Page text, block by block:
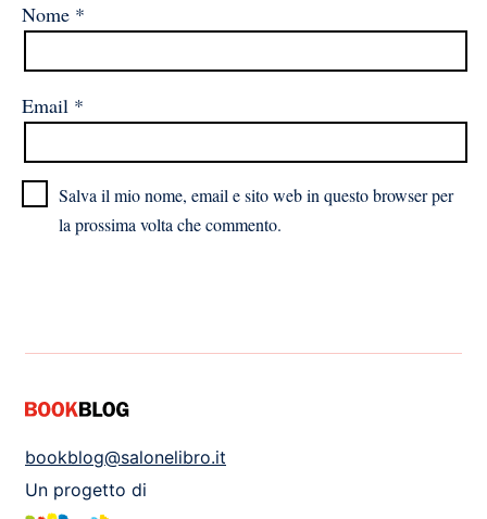
Nome *
Email *
Salva il mio nome, email e sito web in questo browser per
la prossima volta che commento.
bookblog@salonelibro.it
Un progetto di